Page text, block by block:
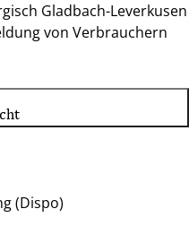
Gladbach-Leverkusen
von Verbrauchern
(Dispo)